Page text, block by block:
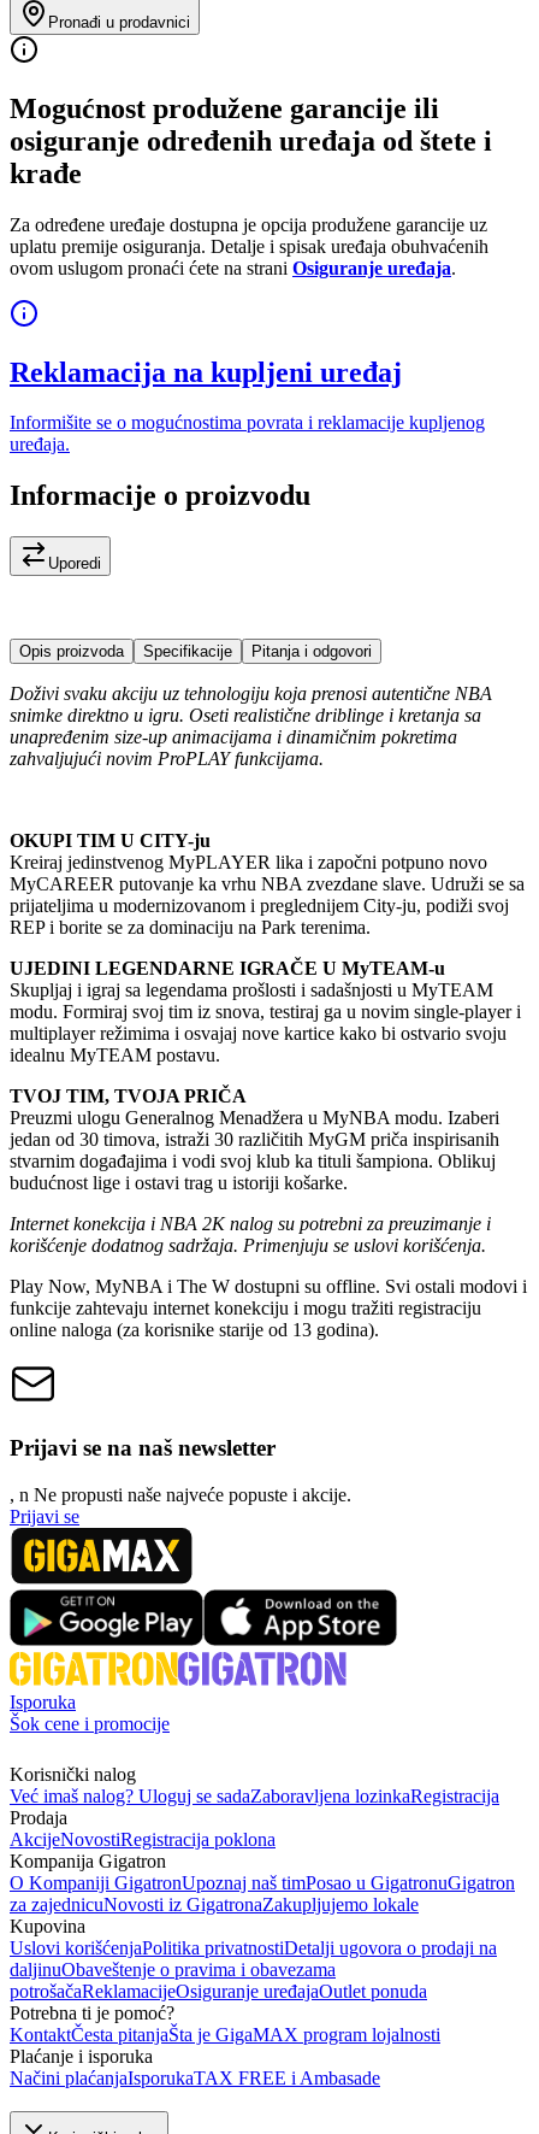
Pronađi u prodavnici
Mogućnost produžene garancije ili
osiguranje određenih uređaja od štete i
krađe
Za određene uređaje dostupna je opcija produžene garancije uz
uplatu premije osiguranja. Detalje i spisak uređaja obuhvaćenih
ovom uslugom pronaći ćete na strani Osiguranje uređaja.
Reklamacija na kupljeni uređaj
Informišite se o mogućnostima povrata i reklamacije kupljenog
uređaja.
Informacije o proizvodu
Uporedi
Opis proizvoda Specifikacije Pitanja i odgovori
Doživi svaku akciju uz tehnologiju koja prenosi autentične NBA
snimke direktno u igru. Oseti realistične driblinge i kretanja sa
unapređenim size-up animacijama i dinamičnim pokretima
zahvaljujući novim ProPLAY funkcijama.
OKUPI TIM U CITY-ju
Kreiraj jedinstvenog MyPLAYER lika i započni potpuno novo
MyCAREER putovanje ka vrhu NBA zvezdane slave. Udruži se sa
prijateljima u modernizovanom i preglednijem City-ju, podiži svoj
REP i borite se za dominaciju na Park terenima.
UJEDINI LEGENDARNE IGRAČE U MyTEAM-u
Skupljaj i igraj sa legendama prošlosti i sadašnjosti u MyTEAM
modu. Formiraj svoj tim iz snova, testiraj ga u novim single-player i
multiplayer režimima i osvajaj nove kartice kako bi ostvario svoju
idealnu MyTEAM postavu.
TVOJ TIM, TVOJA PRIČA
Preuzmi ulogu Generalnog Menadžera u MyNBA modu. Izaberi
jedan od 30 timova, istraži 30 različitih MyGM priča inspirisanih
stvarnim događajima i vodi svoj klub ka tituli šampiona. Oblikuj
budućnost lige i ostavi trag u istoriji košarke.
Internet konekcija i NBA 2K nalog su potrebni za preuzimanje i
korišćenje dodatnog sadržaja. Primenjuju se uslovi korišćenja.
Play Now, MyNBA i The W dostupni su offline. Svi ostali modovi i
funkcije zahtevaju internet konekciju i mogu tražiti registraciju
online naloga (za korisnike starije od 13 godina).
Prijavi se na naš newsletter
, n Ne propusti naše najveće popuste i akcije.
Prijavi se
Isporuka
Šok cene i promocije
Korisnički nalog
Već imaš nalog? Uloguj se sadaZaboravljena lozinkaRegistracija
Prodaja
AkcijeNovostiRegistracija poklona
Kompanija Gigatron
O Kompaniji GigatronUpoznaj naš timPosao u GigatronuGigatron
za zajednicuNovosti iz GigatronaZakupljujemo lokale
Kupovina
Uslovi korišćenjaPolitika privatnostiDetalji ugovora o prodaji na
daljinuObaveštenje o pravima i obavezama
potrošačaReklamacijeOsiguranje uređajaOutlet ponuda
Potrebna ti je pomoć?
KontaktČesta pitanjaŠta je GigaMAX program lojalnosti
Plaćanje i isporuka
Načini plaćanjaIsporukaTAX FREE i Ambasade